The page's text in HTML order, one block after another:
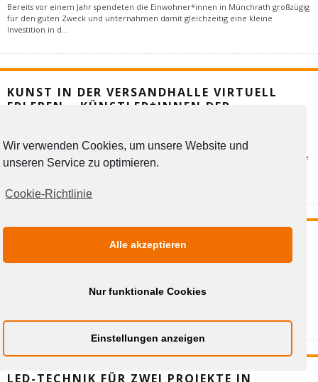
Bereits vor einem Jahr spendeten die Einwohner*innen in Münchrath großzügig
für den guten Zweck und unternahmen damit gleichzeitig eine kleine
Investition in d
KUNST IN DER VERSANDHALLE VIRTUELL
ERLEBEN – KÜNSTLER*INNEN DER
Kunst findet immer einen Weg - auch in diesen Zeiten. Das zeigt die Lebenshilfe
Rhein-Kreis Neuss mit einer besonderen Ausstellung, die sich Besucherinnen
DR. JUTTA HEISTER LEITET KINDER- UND
Dr. Jutta Heister heißt die neue Leiterin des Kinder- und Jugendärztlichen
LED-TECHNIK FÜR ZWEI PROJEKTE IN
Wir verwenden Cookies, um unsere Website und
unseren Service zu optimieren.
Cookie-Richtlinie
Alle akzeptieren
Nur funktionale Cookies
Einstellungen anzeigen